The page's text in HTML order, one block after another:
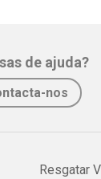
de ajuda?
nos
Resgatar